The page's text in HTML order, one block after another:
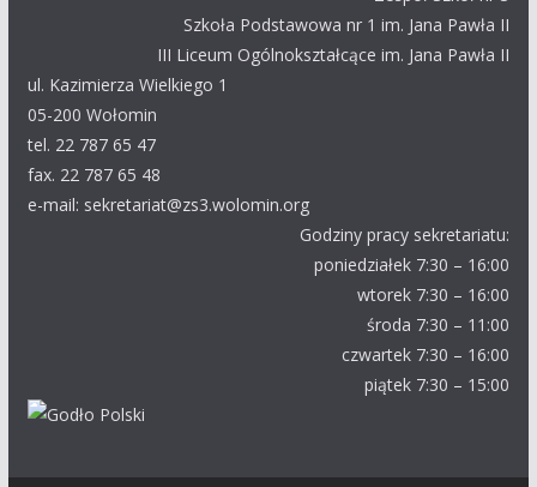
Szkoła Podstawowa nr 1 im. Jana Pawła II
III Liceum Ogólnokształcące im. Jana Pawła II
ul. Kazimierza Wielkiego 1
05-200 Wołomin
tel. 22 787 65 47
fax. 22 787 65 48
e-mail: sekretariat@zs3.wolomin.org
Godziny pracy sekretariatu:
poniedziałek 7:30 – 16:00
wtorek 7:30 – 16:00
środa 7:30 – 11:00
czwartek 7:30 – 16:00
piątek 7:30 – 15:00